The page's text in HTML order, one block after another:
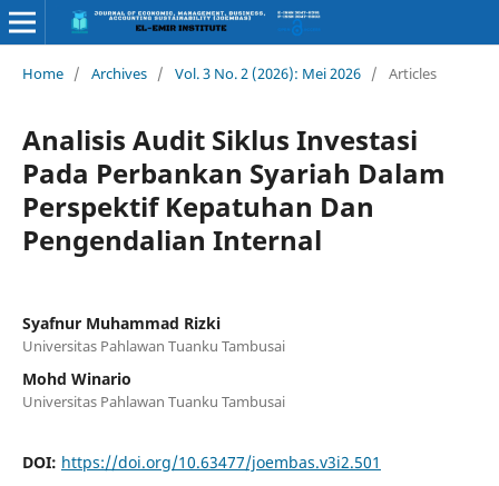
Home / Archives / Vol. 3 No. 2 (2026): Mei 2026 / Articles
Analisis Audit Siklus Investasi
Pada Perbankan Syariah Dalam
Perspektif Kepatuhan Dan
Pengendalian Internal
Syafnur Muhammad Rizki
Universitas Pahlawan Tuanku Tambusai
Mohd Winario
Universitas Pahlawan Tuanku Tambusai
DOI: https://doi.org/10.63477/joembas.v3i2.501